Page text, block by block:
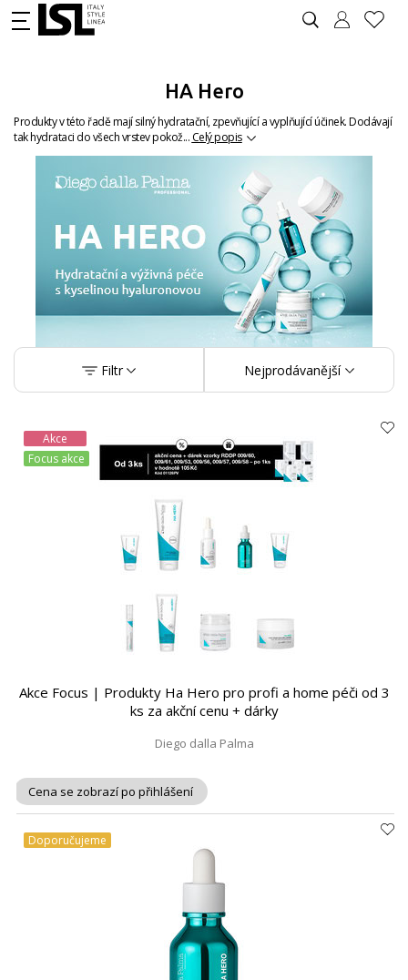
HA Hero
Produkty v této řadě mají silný hydratační, zpevňující a vyplňující účinek. Dodávají
tak hydrataci do všech vrstev pokož... Celý popis
Filtr Nejprodávanější
Akce
Focus akce
Akce Focus | Produkty Ha Hero pro profi a home péči od 3
ks za akční cenu + dárky
Diego dalla Palma
Cena se zobrazí po přihlášení
Doporučujeme